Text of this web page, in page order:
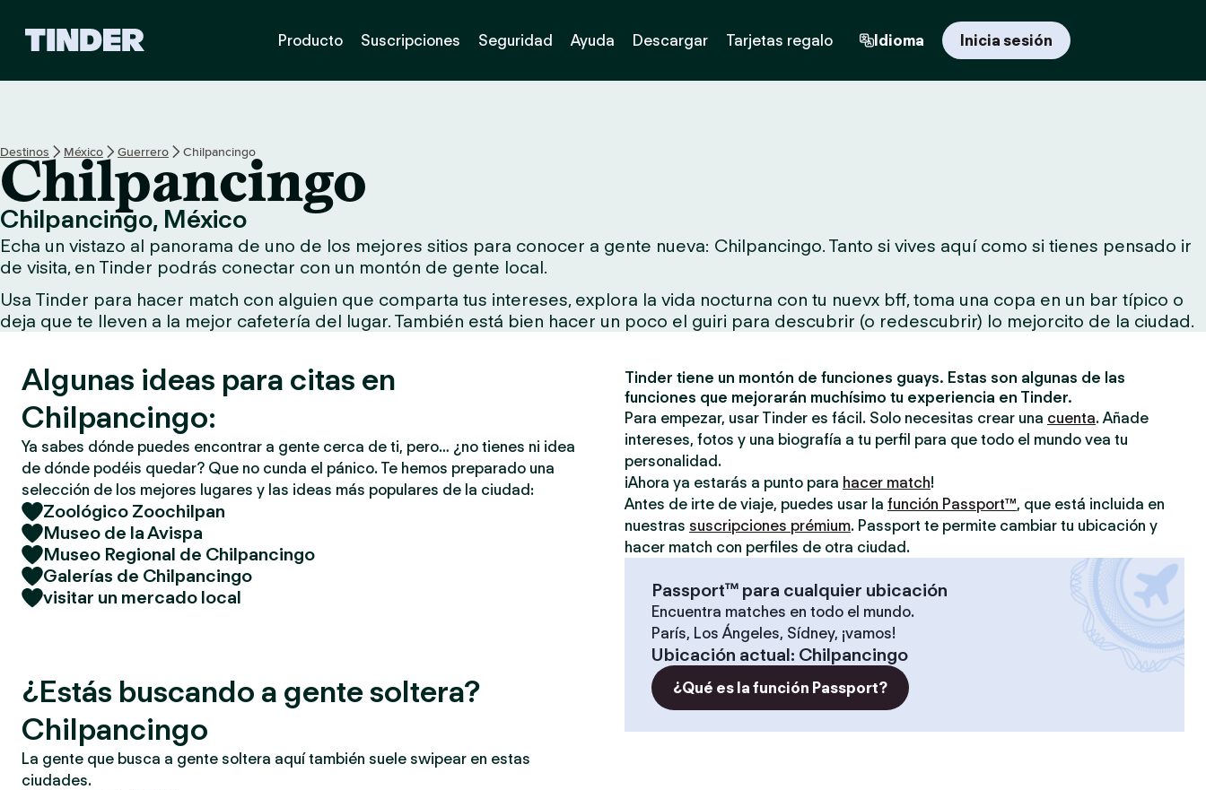
I
i
i
o
Producto Suscripciones Seguridad Ayuda Descargar Tarjetas regalo Idioma Inicia sesión
Destinos México Guerrero Chilpancingo
Chilpancingo
Chilpancingo, México
Echa un vistazo al panorama de uno de los mejores sitios para conocer a gente nueva: Chilpancingo. Tanto si vives aquí como si tienes pensado ir
de visita, en Tinder podrás conectar con un montón de gente local.
Usa Tinder para hacer match con alguien que comparta tus intereses, explora la vida nocturna con tu nuevx bff, toma una copa en un bar típico o
deja que te lleven a la mejor cafetería del lugar. También está bien hacer un poco el guiri para descubrir (o redescubrir) lo mejorcito de la ciudad.
Algunas ideas para citas en
Chilpancingo:
Ya sabes dónde puedes encontrar a gente cerca de ti, pero… ¿no tienes ni idea
de dónde podéis quedar? Que no cunda el pánico. Te hemos preparado una
selección de los mejores lugares y las ideas más populares de la ciudad:
Zoológico Zoochilpan
Museo de la Avispa
Museo Regional de Chilpancingo
Galerías de Chilpancingo
visitar un mercado local
¿Estás buscando a gente soltera?
Chilpancingo
La gente que busca a gente soltera aquí también suele swipear en estas
ciudades.
Tinder tiene un montón de funciones guays. Estas son algunas de las
funciones que mejorarán muchísimo tu experiencia en Tinder.
Para empezar, usar Tinder es fácil. Solo necesitas crear una cuenta. Añade
intereses, fotos y una biografía a tu perfil para que todo el mundo vea tu
personalidad.
¡Ahora ya estarás a punto para hacer match!
Antes de irte de viaje, puedes usar la función Passport™, que está incluida en
nuestras suscripciones prémium. Passport te permite cambiar tu ubicación y
hacer match con perfiles de otra ciudad.
Passport™ para cualquier ubicación
Encuentra matches en todo el mundo.
París, Los Ángeles, Sídney, ¡vamos!
Ubicación actual: Chilpancingo
¿Qué es la función Passport?